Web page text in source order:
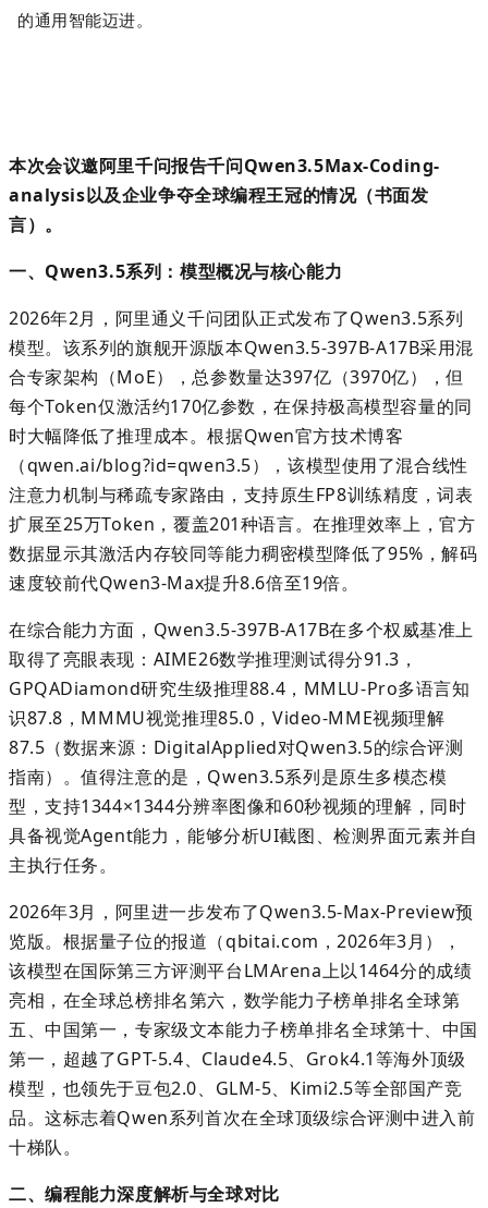
的通用智能迈进。
本次会议邀阿里千问报告千问Qwen3.5Max-Coding-
analysis以及企业争夺全球编程王冠的情况（书面发
言）。
一、 Qwen3.5系列 ： 模型概况与核心能力
2026年2月 ， 阿里通义千问团队正式发布了Qwen3.5系列
模型。 该系列的旗舰开源版本Qwen3.5-397B-A17B采用混
合专家架构（MoE），总参数量达397亿（3970亿），但
每个Token仅激活约170亿参数，在保持极高模型容量的同
时大幅降低了推理成本。根据Qwen官方技术博客
（qwen.ai/blog?id=qwen3.5），该模型使用了混合线性
注意力机制与稀疏专家路由，支持原生FP8训练精度，词表
扩展至25万Token ，覆盖201种语言。在推理效率上，官方
数据显示其激活内存较同等能力稠密模型降低了95% ，解码
速度较前代Qwen3-Max提升8.6倍至19倍。
在综合能力方面， Qwen3.5-397B-A17B在多个权威基准上
取得了亮眼表现： AIME26数学推理测试得分91.3 ，
GPQADiamond研究生级推理88.4 ， MMLU-Pro多语言知
识87.8 ， MMMU视觉推理85.0 ， Video-MME视频理解
87.5 （数据来源： DigitalApplied对Qwen3.5的综合评测
指南）。值得注意的是， Qwen3.5系列是原生多模态模
型，支持1344×1344分辨率图像和60秒视频的理解 ， 同时
具备视觉Agent能力，能够分析UI截图、检测界面元素并自
主执行任务。
2026年3月，阿里进一步发布了Qwen3.5-Max-Preview预
览版。根据量子位的报道（qbitai.com ，2026年3月），
该模型在国际第三方评测平台LMArena上以1464分的成绩
亮相，在全球总榜排名第六，数学能力子榜单排名全球第
五、中国第一，专家级文本能力子榜单排名全球第十、中国
第一，超越了GPT-5.4、 Claude4.5、 Grok4.1等海外顶级
模型，也领先于豆包2.0、 GLM-5、 Kimi2.5等全部国产竞
品。这标志着Qwen系列首次在全球顶级综合评测中进入前
十梯队。
二、编程能力深度解析与全球对比